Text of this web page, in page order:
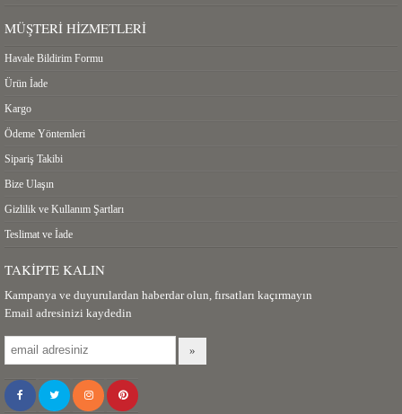
MÜŞTERI HIZMETLERI
Havale Bildirim Formu
Ürün İade
Kargo
Ödeme Yöntemleri
Sipariş Takibi
Bize Ulaşın
Gizlilik ve Kullanım Şartları
Teslimat ve İade
TAKIPTE KALIN
Kampanya ve duyurulardan haberdar olun, fırsatları kaçırmayın
Email adresinizi kaydedin